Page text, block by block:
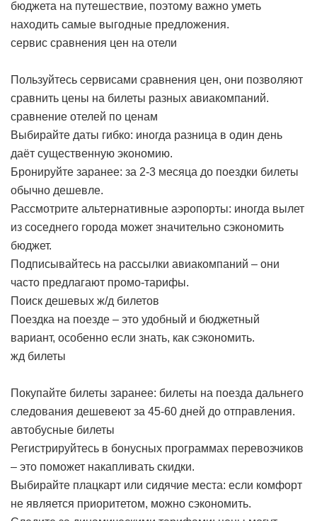
бюджета на путешествие, поэтому важно уметь
находить самые выгодные предложения.
сервис сравнения цен на отели
Пользуйтесь сервисами сравнения цен, они позволяют
сравнить цены на билеты разных авиакомпаний.
сравнение отелей по ценам
Выбирайте даты гибко: иногда разница в один день
даёт существенную экономию.
Бронируйте заранее: за 2-3 месяца до поездки билеты
обычно дешевле.
Рассмотрите альтернативные аэропорты: иногда вылет
из соседнего города может значительно сэкономить
бюджет.
Подписывайтесь на рассылки авиакомпаний – они
часто предлагают промо-тарифы.
Поиск дешевых ж/д билетов
Поездка на поезде – это удобный и бюджетный
вариант, особенно если знать, как сэкономить.
жд билеты
Покупайте билеты заранее: билеты на поезда дальнего
следования дешевеют за 45-60 дней до отправления.
автобусные билеты
Регистрируйтесь в бонусных программах перевозчиков
– это поможет накапливать скидки.
Выбирайте плацкарт или сидячие места: если комфорт
не является приоритетом, можно сэкономить.